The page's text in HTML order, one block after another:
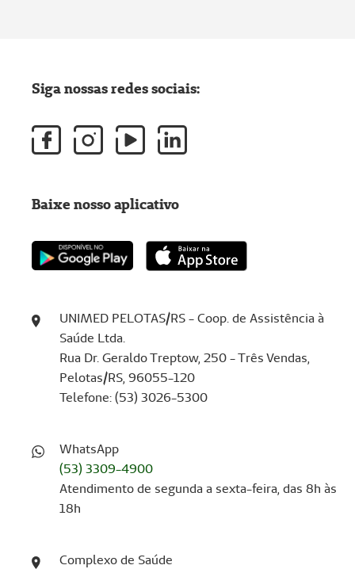
UNIMED PELOTAS/RS - Coop. de Assistência à
Saúde Ltda.
Rua Dr. Geraldo Treptow, 250 - Três Vendas,
Pelotas/RS, 96055-120
Telefone: (53) 3026-5300
WhatsApp
(53) 3309-4900
Atendimento de segunda a sexta-feira, das 8h às
18h
Complexo de Saúde
Siga nossas redes sociais:
Baixe nosso aplicativo